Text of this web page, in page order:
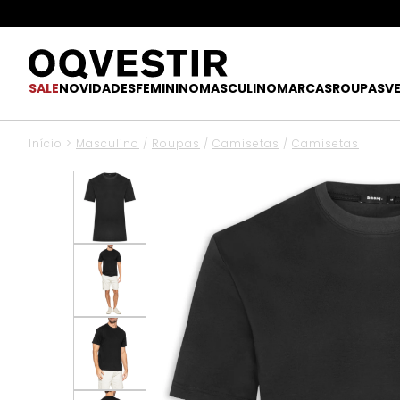
SALENOVIDADESFEMININOMASCULINOMARCASROUPAS
Início > Masculino / Roupas / Camisetas / Camisetas